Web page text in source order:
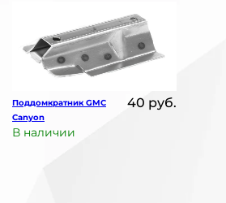
Поддомкратник GMC
Canyon
40 руб.
В наличии